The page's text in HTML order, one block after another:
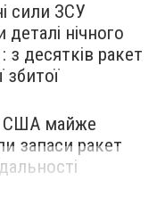
сили ЗСУ
деталі нічного
з десятків ракет
збитої
США майже
запаси ракет